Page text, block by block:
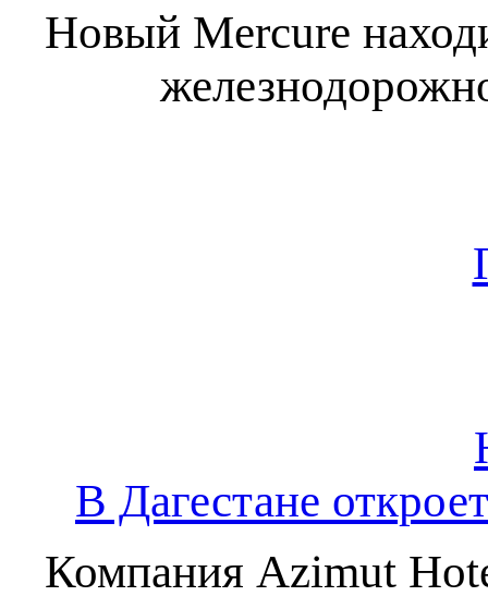
Новый Mercure
В Дагестане
Компания Azimut